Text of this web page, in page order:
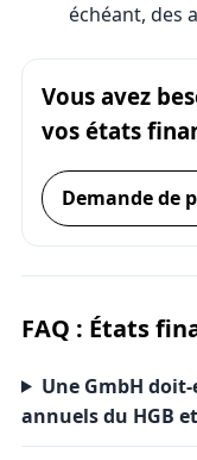
échéant, des
Vous avez
vos états
Demande de
FAQ : États
Une GmbH
annuels du HGB